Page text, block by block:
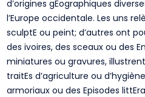
d’origines gEographiques
l’Europe occidentale. Les uns
sculptE ou peint; d’autres ont
des ivoires, des sceaux ou des
miniatures ou gravures,
traitEs d’agriculture ou
armoriaux ou des Episodes